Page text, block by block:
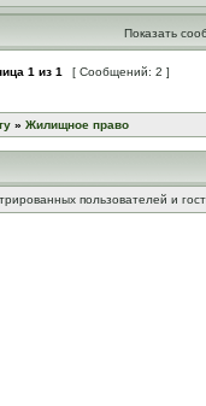
Показать
1 из 1 [ Сообщений: 2 ]
» Жилищное право
пользователей и